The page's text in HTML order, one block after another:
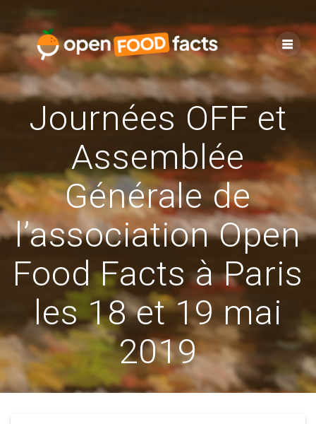
content
Journées OFF et
Assemblée
Générale de
l’association Open
Food Facts à Paris
les 18 et 19 mai
2019